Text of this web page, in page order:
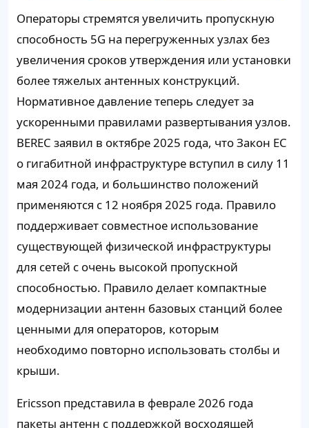
Операторы стремятся увеличить пропускную
способность 5G на перегруженных узлах без
увеличения сроков утверждения или установки
более тяжелых антенных конструкций.
Нормативное давление теперь следует за
ускоренными правилами развертывания узлов.
BEREC заявил в октябре 2025 года, что Закон ЕС
о гигабитной инфраструктуре вступил в силу 11
мая 2024 года, и большинство положений
применяются с 12 ноября 2025 года. Правило
поддерживает совместное использование
существующей физической инфраструктуры
для сетей с очень высокой пропускной
способностью. Правило делает компактные
модернизации антенн базовых станций более
ценными для операторов, которым
необходимо повторно использовать столбы и
крыши.
Ericsson представила в феврале 2026 года
пакеты антенн с поддержкой восходящей